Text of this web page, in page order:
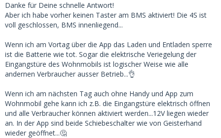
Danke für Deine schnelle Antwort!
Aber ich habe vorher keinen Taster am BMS aktiviert! Die 4S ist
voll geschlossen, BMS innenliegend...
Wenn ich am Vortag über die App das Laden und Entladen sperre
ist die Batterie wie tot. Sogar die elektrische Veriegelung der
Eingangstüre des Wohnmobils ist logischer Weise wie alle
andernen Verbraucher ausser Betrieb...👌
Wenn ich am nächsten Tag auch ohne Handy und App zum
Wohnmobil gehe kann ich z.B. die Eingangstüre elektrisch öffnen
und alle Verbraucher können aktiviert werden...12V liegen wieder
an. In der App sind beide Schiebeschalter wie von Geisterhand
wieder geöffnet...🤔